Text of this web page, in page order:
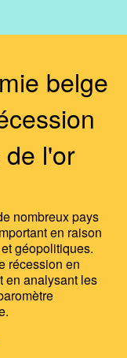
belge
l'or
nombreux pays
en raison
géopolitiques.
récession en
en analysant les